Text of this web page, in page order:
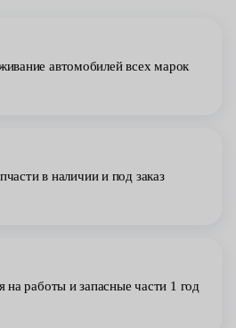
автомобилей всех марок
в наличии и под заказ
на работы и запасные части 1 год